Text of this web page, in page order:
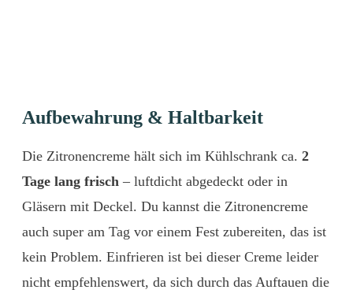
Aufbewahrung & Haltbarkeit
Die Zitronencreme hält sich im Kühlschrank ca. 2
Tage lang frisch – luftdicht abgedeckt oder in
Gläsern mit Deckel. Du kannst die Zitronencreme
auch super am Tag vor einem Fest zubereiten, das ist
kein Problem. Einfrieren ist bei dieser Creme leider
nicht empfehlenswert, da sich durch das Auftauen die